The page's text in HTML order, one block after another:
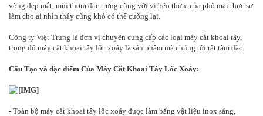
vòng đẹp mắt, mùi thơm đặc trưng cùng với vị béo thơm của phô mai thực sự
làm cho ai nhìn thây cũng khó có thể cưỡng lại.
Công ty Việt Trung là đơn vị chuyên cung cấp các loại máy cắt khoai tây,
trong đó máy cắt khoai tấy lốc xoáy là sản phẩm mà chúng tôi rất tâm đắc.
Cấu Tạo và đặc điểm Của Máy Cắt Khoai Tây Lốc Xoáy:
- Toàn bộ máy cắt khoai tây lốc xoáy được làm bằng vật liệu inox sáng,